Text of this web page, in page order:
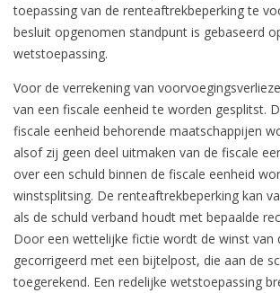
toepassing van de renteaftrekbeperking te
besluit opgenomen standpunt is gebaseerd
wetstoepassing.
Voor de verrekening van
van een fiscale eenheid te worden gesplitst.
fiscale eenheid behorende maatschappijen
alsof zij geen deel uitmaken van de fiscale
over een schuld binnen de fiscale eenheid
winstsplitsing. De renteaftrekbeperking kan
als de schuld verband houdt met bepaalde
Door een wettelijke fictie wordt de winst van
gecorrigeerd met een bijtelpost, die aan de
toegerekend. Een redelijke wetstoepassing